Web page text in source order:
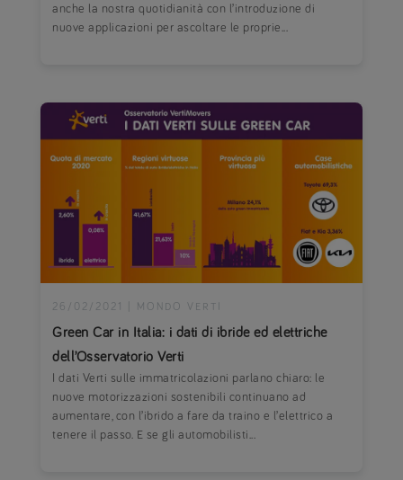
anche la nostra quotidianità con l’introduzione di
nuove applicazioni per ascoltare le proprie...
Green Car in Italia: i dati di ibride ed elettriche
dell’Osservatorio Verti
26/02/2021 MONDO VERTI
I dati Verti sulle immatricolazioni parlano chiaro: le
nuove motorizzazioni sostenibili continuano ad
aumentare, con l’ibrido a fare da traino e l’elettrico a
tenere il passo. E se gli automobilisti...